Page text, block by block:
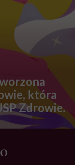
która
Zdrowie.